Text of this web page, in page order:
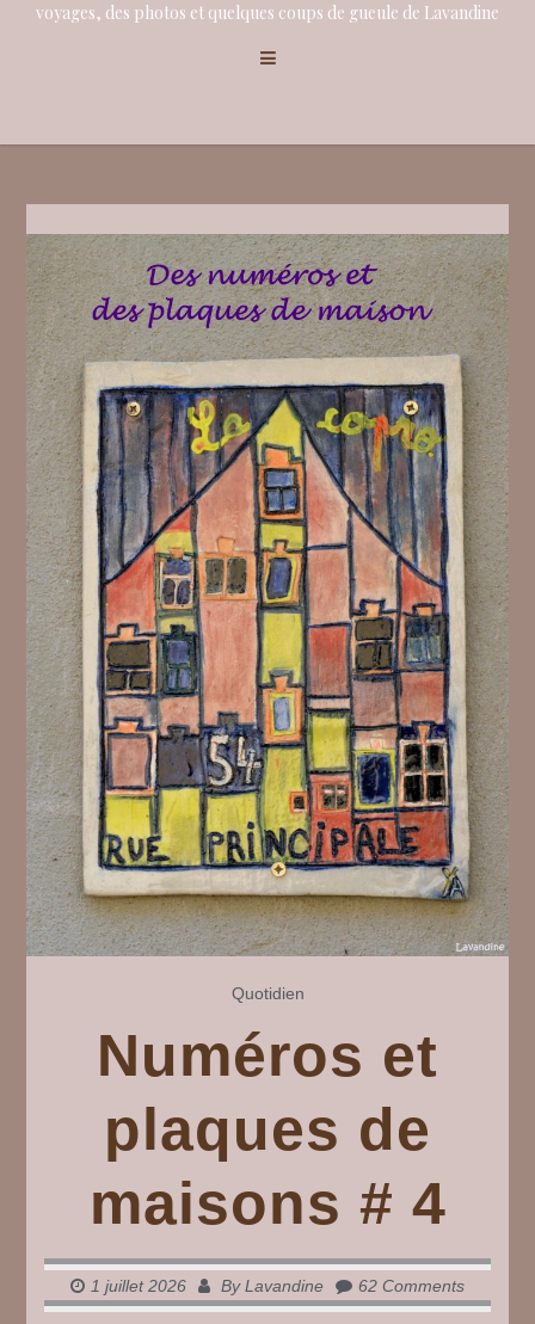
voyages, des photos et quelques coups de gueule de Lavandine
Quotidien
Numéros et
plaques de
maisons # 4
1 juillet 2026 ByLavandine 62 Comments